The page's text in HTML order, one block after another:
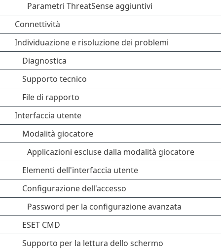
Parametri ThreatSense aggiuntivi
Connettività
Individuazione e risoluzione dei problemi
Diagnostica
Supporto tecnico
File di rapporto
Interfaccia utente
Modalità giocatore
Applicazioni escluse dalla modalità giocatore
Elementi dell'interfaccia utente
Configurazione dell'accesso
Password per la configurazione avanzata
ESET CMD
Supporto per la lettura dello schermo